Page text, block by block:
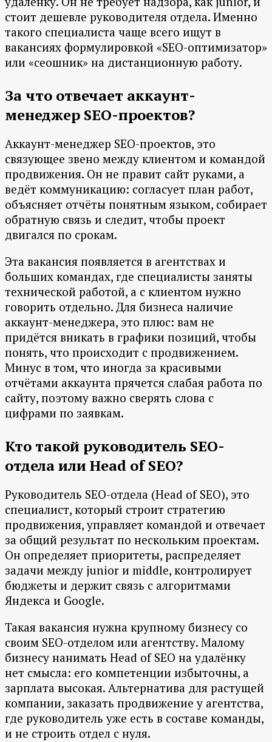
стоит дешевле руководителя отдела. Именно
такого специалиста чаще всего ищут в
вакансиях формулировкой «SEO-оптимизатор»
или «сеошник» на дистанционную работу.
За что отвечает аккаунт-
менеджер SEO-проектов?
Аккаунт-менеджер SEO-проектов, это
связующее звено между клиентом и командой
продвижения. Он не правит сайт руками, а
ведёт коммуникацию: согласует план работ,
объясняет отчёты понятным языком, собирает
обратную связь и следит, чтобы проект
двигался по срокам.
Эта вакансия появляется в агентствах и
больших командах, где специалисты заняты
технической работой, а с клиентом нужно
говорить отдельно. Для бизнеса наличие
аккаунт-менеджера, это плюс: вам не
придётся вникать в графики позиций, чтобы
понять, что происходит с продвижением.
Минус в том, что иногда за красивыми
отчётами аккаунта прячется слабая работа по
сайту, поэтому важно сверять слова с
цифрами по заявкам.
Кто такой руководитель SEO-
отдела или Head of SEO?
Руководитель SEO-отдела (Head of SEO), это
специалист, который строит стратегию
продвижения, управляет командой и отвечает
за общий результат по нескольким проектам.
Он определяет приоритеты, распределяет
задачи между junior и middle, контролирует
бюджеты и держит связь с алгоритмами
Яндекса и Google.
Такая вакансия нужна крупному бизнесу со
своим SEO-отделом или агентству. Малому
бизнесу нанимать Head of SEO на удалёнку
нет смысла: его компетенции избыточны, а
зарплата высокая. Альтернатива для растущей
компании, заказать продвижение у агентства,
где руководитель уже есть в составе команды,
и не строить отдел с нуля.